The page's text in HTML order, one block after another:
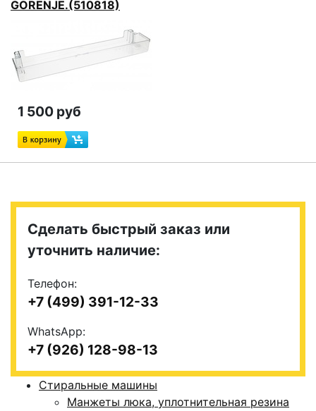
GORENJE.(510818)
1 500 руб
Сделать быстрый заказ или
уточнить наличие:
Телефон:
+7 (499) 391-12-33
WhatsApp:
+7 (926) 128-98-13
Стиральные машины
Манжеты люка, уплотнительная резина